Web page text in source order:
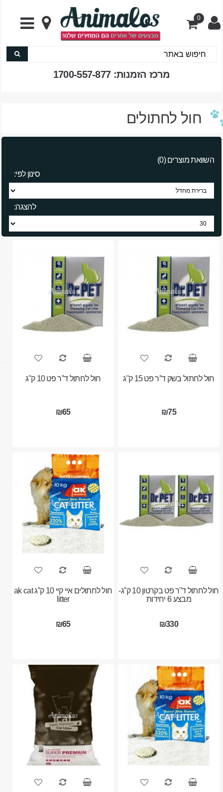
0
מרכז הזמנות: 1700-557-877
חול לחתולים
השוואת מוצרים (0)
סינון לפי:
להצגה:
חול לחתול בשק ד''ר פט 15 ק''ג
₪75
חול לחתול ד''ר פט 10 ק''ג
₪65
חול לחתול ד''ר פט בקרטון 10 ק''ג-
מבצע 6 יחידות
₪330
חול לחתולים איי קיי 10 ק''ג ak cat
litter
₪65